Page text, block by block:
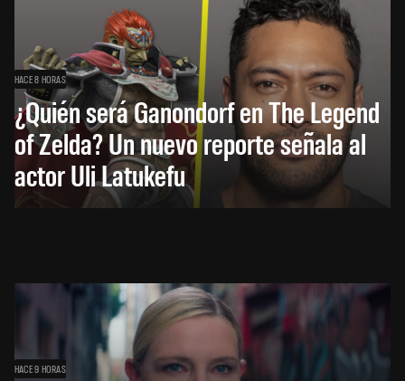
HACE 8 HORAS
¿Quién será Ganondorf en The Legend
of Zelda? Un nuevo reporte señala al
actor Uli Latukefu
HACE 9 HORAS